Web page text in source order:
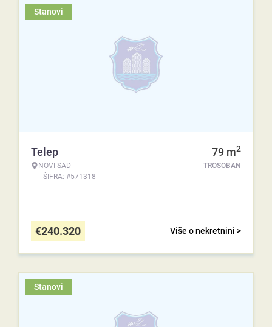
Stanovi
Telep
NOVI SAD
ŠIFRA: #571318
79 m2
TROSOBAN
Više o nekretnini >
€240.320
Stanovi